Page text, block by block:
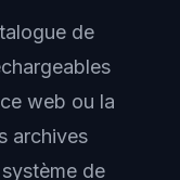
de
web ou la
archives
de